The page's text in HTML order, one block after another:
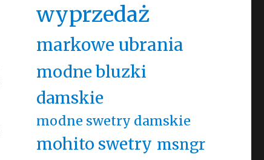
wyprzedaż
markowe ubrania
modne bluzki
damskie
modne swetry damskie
mohito swetry msngr